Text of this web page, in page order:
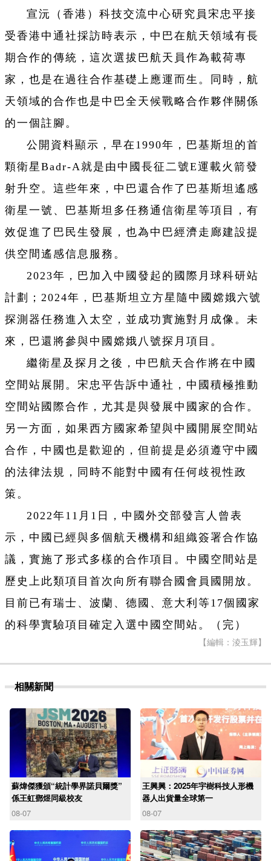
宣沅（香港）科技交流中心研究員宋忠平接
受香港中通社採訪時表示，中巴在航天領域有長
期合作的傳統，這次選拔巴航天員作為載荷專
家，也是在過往合作基礎上應運而生。同時，航
天領域的合作也是中巴全天候戰略合作夥伴關係
的一個註腳。
公開資料顯示，早在1990年，巴基斯坦的首
顆衛星Badr-A就是由中國長征二號E運載火箭發
射升空。這些年來，中巴還合作了巴基斯坦遙感
衛星一號、巴基斯坦多任務通信衛星等項目，有
效促進了巴民生發展，也為中巴經濟走廊建設提
供空間遙感信息服務。
2023年，巴加入中國發起的國際月球科研站
計劃；2024年，巴基斯坦立方星隨中國嫦娥六號
探測器任務進入太空，並成功實施對月成像。未
來，巴還將參與中國嫦娥八號探月項目。
繼衛星及探月之後，中巴航天合作將在中國
空間站展開。宋忠平告訴中通社，中國積極推動
空間站國際合作，尤其是與發展中國家的合作。
另一方面，如果西方國家希望與中國開展空間站
合作，中國也是歡迎的，但前提是必須遵守中國
的法律法規，同時不能對中國有任何歧視性政
策。
2022年11月1日，中國外交部發言人曾表
示，中國已經與多個航天機構和組織簽署合作協
議，實施了形式多樣的合作項目。中國空間站是
歷史上此類項目首次向所有聯合國會員國開放。
目前已有瑞士、波蘭、德國、意大利等17個國家
的科學實驗項目確定入選中國空間站。（完）
【編輯：淩玉輝】
相關新聞
蘇煒傑獲頒“統計學界諾貝爾獎”
係王虹鄧煜同級校友
08-07
王興興：2025年宇樹科技人形機
器人出貨量全球第一
08-07